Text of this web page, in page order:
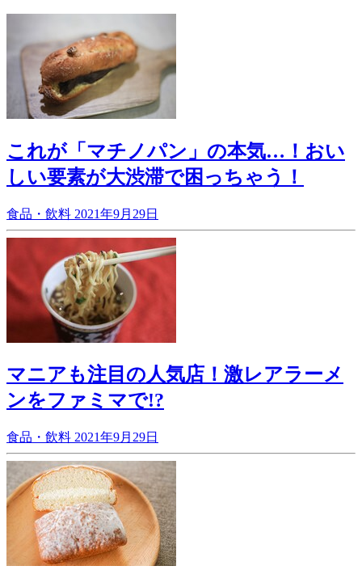
これが「マチノパン」の本気…！おい
しい要素が大渋滞で困っちゃう！
食品・飲料 2021年9月29日
マニアも注目の人気店！激レアラーメ
ンをファミマで!?
食品・飲料 2021年9月29日